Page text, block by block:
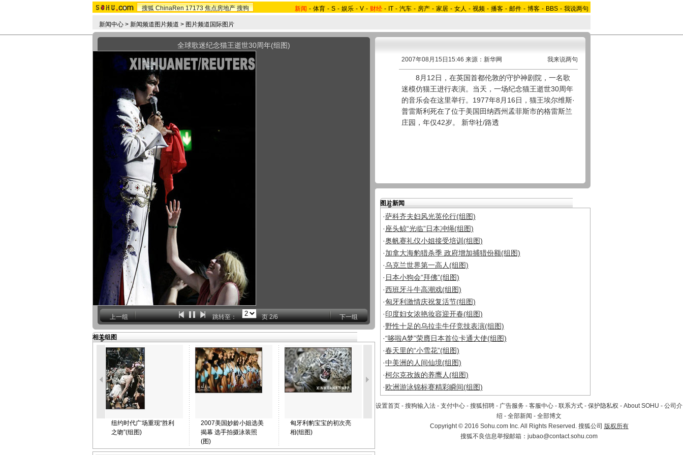
搜狐 ChinaRen 17173 焦点房地产 搜狗 新闻 - 体育 - S - 娱乐 - V - 财经 - IT - 汽车 - 房产 - 家居 - 女人 - 视频 - 播客 - 邮件 - 博客 - BBS - 我说两句
新闻中心 > 新闻频道图片频道 > 图片频道国际图片
全球歌迷纪念猫王逝世30周年(组图)
上一组 跳转至： 页2/6 下一组
相关组图
纽约时代广场重现“胜利
之吻”(组图)
2007美国妙龄小姐选美
揭幕 选手拍摄泳装照
(图)
匈牙利豹宝宝的初次亮
相(组图)
青岛国际帆船赛 他们为
匈牙利巧克力池里举行
摔跤比赛(组图)
日本“水疗鱼”(组图)
我来说两句
2007年08月15日15:46 来源：新华网
8月12日，在英国首都伦敦的守护神剧院，一名歌
迷模仿猫王进行表演。当天，一场纪念猫王逝世30周年
的音乐会在这里举行。1977年8月16日，猫王埃尔维斯·
普雷斯利死在了位于美国田纳西州孟菲斯市的格雷斯兰
庄园，年仅42岁。 新华社/路透
图片新闻
·萨科齐夫妇风光英伦行(组图)
·座头鲸“光临”日本冲绳(组图)
·奥帆赛礼仪小姐接受培训(组图)
·加拿大海豹猎杀季 政府增加捕猎份额(组图)
·乌克兰世界第一高人(组图)
· 日本小狗会“拜佛”(组图)
·西班牙斗牛高潮戏(组图)
·匈牙利激情庆祝复活节(组图)
·印度妇女浓艳妆容迎开春(组图)
·野性十足的乌拉圭牛仔竞技表演(组图)
·“哆啦A梦”荣膺日本首位卡通大使(组图)
·春天里的“小雪花”(组图)
·中美洲的人间仙境(组图)
·柯尔克孜族的养鹰人(组图)
·欧洲游泳锦标赛精彩瞬间(组图)
设置首页 - 搜狗输入法 - 支付中心 - 搜狐招聘 - 广告服务 - 客服中心 - 联系方式 - 保护隐私权 - About SOHU - 公司介
绍 - 全部新闻 - 全部博文
Copyright©2016 Sohu.com Inc. All Rights Reserved. 搜狐公司 版权所有
搜狐不良信息举报邮箱： jubao@contact.sohu.com